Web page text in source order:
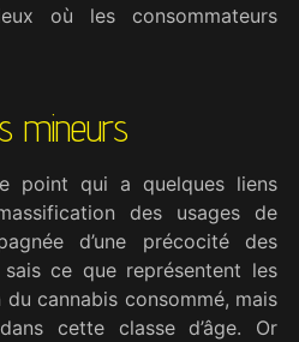
où les consommateurs
mineurs
point qui a quelques liens
des usages de
d’une précocité des
ce que représentent les
cannabis consommé, mais
cette classe d’âge. Or